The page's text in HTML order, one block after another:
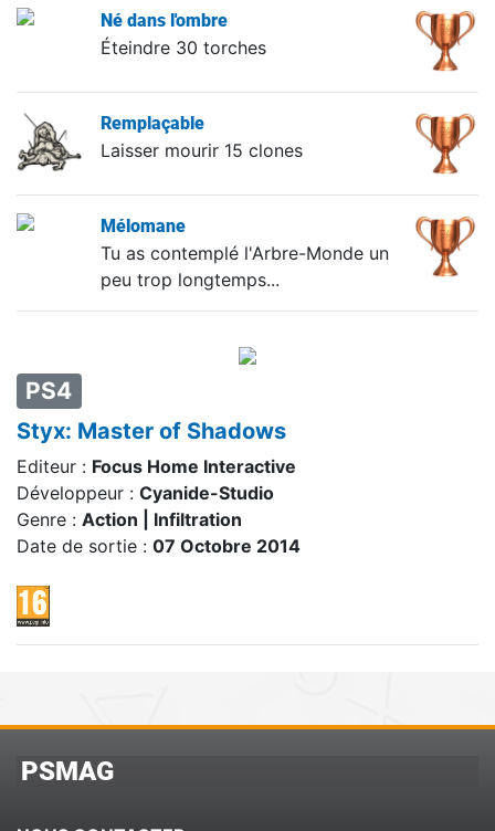
PS4
Styx: Master of Shadows
Editeur : Focus Home Interactive
Développeur : Cyanide-Studio
Genre : Action | Infiltration
Date de sortie : 07 Octobre 2014
Né dans l'ombre
Éteindre 30 torches
Remplaçable
Laisser mourir 15 clones
Mélomane
Tu as contemplé l'Arbre-Monde un
peu trop longtemps...
PSMAG